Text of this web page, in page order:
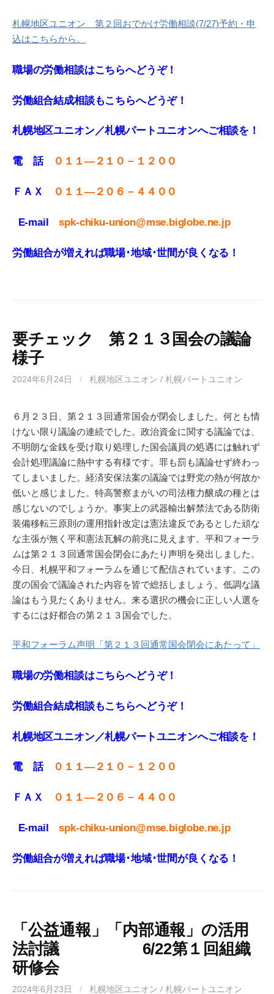
札幌地区ユニオン 第２回おでかけ労働相談(7/27)予約・申
込はこちらから。
職場の労働相談はこちらへどうぞ！
労働組合結成相談もこちらへどうぞ！
札幌地区ユニオン／札幌パートユニオンへご相談を！
電 話 ０１１—２１０－１２００
ＦＡＸ ０１１—２０６－４４００
E-mailspk-chiku-union@mse.biglobe.ne.jp
労働組合が増えれば職場･地域･世間が良くなる！
要チェック 第２１３国会の議論
様子
2024年6月24日 / 札幌地区ユニオン / 札幌パートユニオン
６月２３日、第２１３回通常国会が閉会しました。何とも情
けない限り議論の連続でした。政治資金に関する議論では、
不明朗な金銭を受け取り処理した国会議員の処遇には触れず
会計処理議論に熱中する有様です。罪も罰も議論せず終わっ
てしまいました。経済安保法案の議論では野党の熱が何故か
低いと感じました。特高警察まがいの司法権力醸成の種とは
感じないのでしょうか。事実上の武器輸出解禁法である防衛
装備移転三原則の運用指針改定は憲法違反であるとした頑な
な主張が無く平和憲法瓦解の前兆に見えます。平和フォーラ
ムは第２１３回通常国会閉会にあたり声明を発出しました。
今日、札幌平和フォーラムを通じて配信されています。この
度の国会で議論された内容を皆で総括しましょう。低調な議
論はもう見たくありません。来る選択の機会に正しい人選を
するには好都合の第２１３国会でした。
平和フォーラム声明「第２１３回通常国会閉会にあたって」
職場の労働相談はこちらへどうぞ！
労働組合結成相談もこちらへどうぞ！
札幌地区ユニオン／札幌パートユニオンへご相談を！
電 話 ０１１—２１０－１２００
ＦＡＸ ０１１—２０６－４４００
E-mailspk-chiku-union@mse.biglobe.ne.jp
労働組合が増えれば職場･地域･世間が良くなる！
「公益通報」「内部通報」の活用
法討議 6/22第１回組織
研修会
2024年6月23日 / 札幌地区ユニオン / 札幌パートユニオン